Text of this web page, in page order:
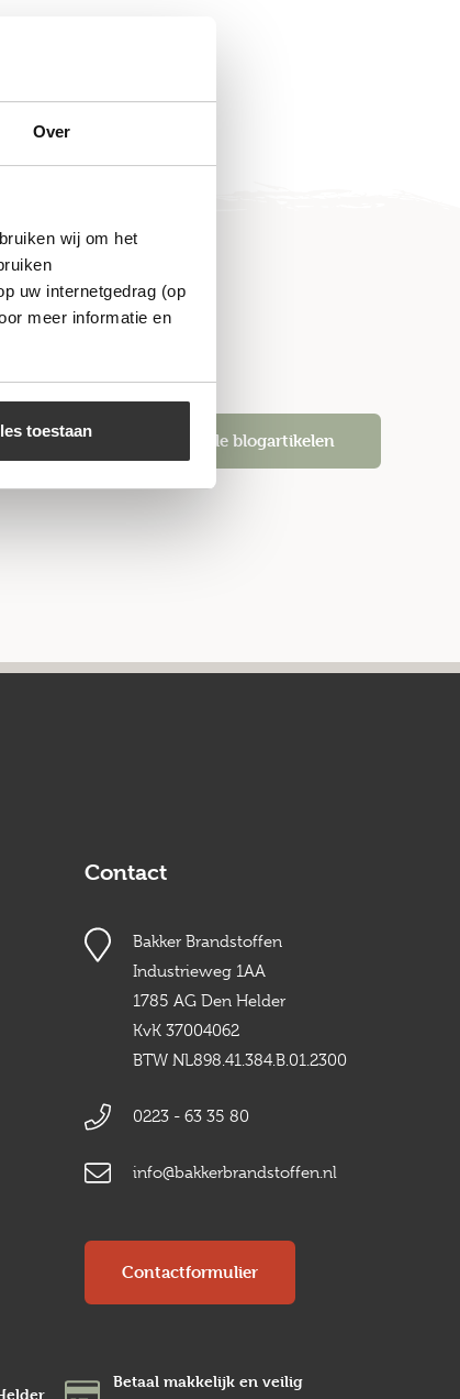
Over
wij om het
uw internetgedrag (op
meer informatie en
toestaan Alle blogartikelen
Contact
Bakker Brandstoffen
Industrieweg 1AA
1785 AG Den Helder
KvK 37004062
BTW NL898.41.384.B.01.2300
0223 - 63 35 80
info@bakkerbrandstoffen.nl
Contactformulier
Betaal makkelijk en veilig